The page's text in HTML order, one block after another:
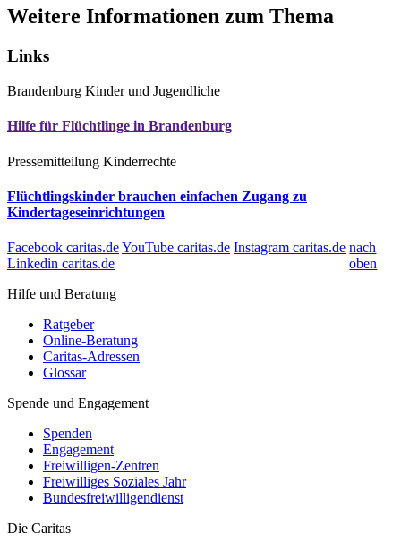
Weitere Informationen zum Thema
Links
Brandenburg Kinder und Jugendliche
Hilfe für Flüchtlinge in Brandenburg
Pressemitteilung Kinderrechte
Flüchtlingskinder brauchen einfachen Zugang zu
Kindertageseinrichtungen
Facebook caritas.deYouTube caritas.de Instagram caritas.de
Linkedin caritas.de
nach
oben
Hilfe und Beratung
Ratgeber
Online-Beratung
Caritas-Adressen
Glossar
Spende und Engagement
Spenden
Engagement
Freiwilligen-Zentren
Freiwilliges Soziales Jahr
Bundesfreiwilligendienst
Die Caritas